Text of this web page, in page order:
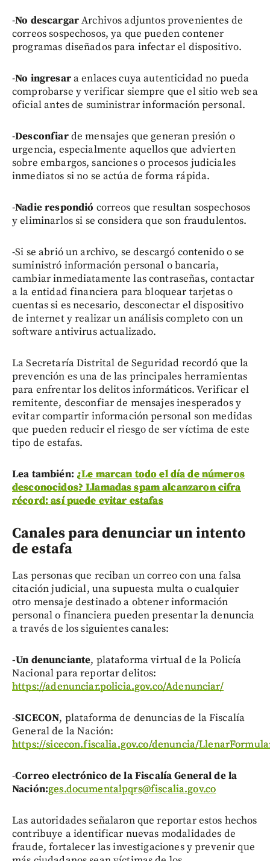
-No descargarArchivos adjuntos provenientes de
correos sospechosos, ya que pueden contener
programas diseñados para infectar el dispositivo.
-No ingresara enlaces cuya autenticidad no pueda
comprobarse y verificar siempre que el sitio web sea
oficial antes de suministrar información personal.
-Desconfiarde mensajes que generan presión o
urgencia, especialmente aquellos que advierten
sobre embargos, sanciones o procesos judiciales
inmediatos si no se actúa de forma rápida.
-Nadie respondió correos que resultan sospechosos
y eliminarlos si se considera que son fraudulentos.
-Si se abrió un archivo, se descargó contenido o se
suministró información personal o bancaria,
cambiar inmediatamente las contraseñas, contactar
a la entidad financiera para bloquear tarjetas o
cuentas si es necesario, desconectar el dispositivo
de internet y realizar un análisis completo con un
software antivirus actualizado.
La Secretaría Distrital de Seguridad recordó que la
prevención es una de las principales herramientas
para enfrentar los delitos informáticos. Verificar el
remitente, desconfiar de mensajes inesperados y
evitar compartir información personal son medidas
que pueden reducir el riesgo de ser víctima de este
tipo de estafas.
Lea también: ¿Le marcan todo el día de números
desconocidos? Llamadas spam alcanzaron cifra
récord: así puede evitar estafas
Canales para denunciar un intento
de estafa
Las personas que reciban un correo con una falsa
citación judicial, una supuesta multa o cualquier
otro mensaje destinado a obtener información
personal o financiera pueden presentar la denuncia
a través de los siguientes canales:
-Un denunciante, plataforma virtual de la Policía
Nacional para reportar delitos:
https://adenunciar.policia.gov.co/Adenunciar/
-SICECON, plataforma de denuncias de la Fiscalía
General de la Nación:
https://sicecon.fiscalia.gov.co/denuncia/
-Correo electrónico de la Fiscalía General de la
Nación:ges.documentalpqrs@fiscalia.gov.co
Las autoridades señalaron que reportar estos hechos
contribuye a identificar nuevas modalidades de
fraude, fortalecer las investigaciones y prevenir que